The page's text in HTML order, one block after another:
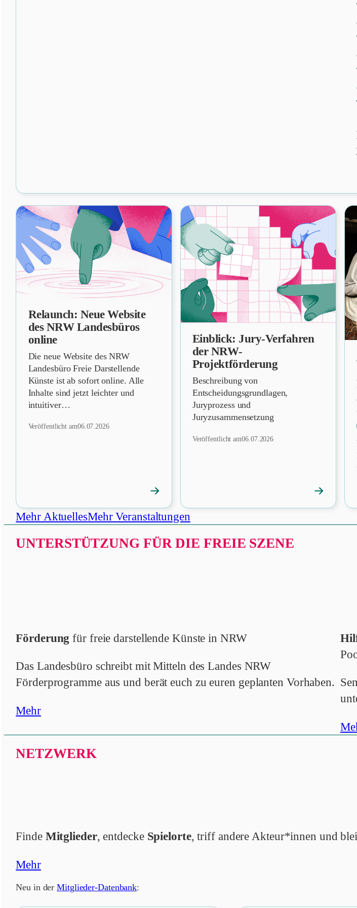
NEWS
Relaunch: Neue Website
des NRW Landesbüros
online
Die neue Website des NRW
Landesbüro Freie Darstellende
Künste ist ab sofort online. Alle
Inhalte sind jetzt leichter und
intuitiver…
Veröffentlicht am06.07.2026
öffnen
→
NEWS
Einblick: Jury-Verfahren
der NRW-
Projektförderung
Beschreibung von
Entscheidungsgrundlagen,
Juryprozess und
Juryzusammensetzung
Veröffentlicht am06.07.2026
öffnen
→
Mehr AktuellesMehr Veranstaltungen
UNTERSTÜTZUNG FÜR DIE FREIE SZENE
Förderung für freie darstellende Künste in NRW
Das Landesbüro schreibt mit Mitteln des Landes NRW
Förderprogramme aus und berät euch zu euren geplanten Vorhaben.
Mehr
NETZWERK
Finde Mitglieder, entdecke Spielorte, triff andere Akteur*innen und
Mehr
Neu in derMitglieder-Datenbank: